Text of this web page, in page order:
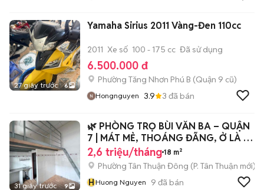
27 giây trước 6
Yamaha Sirius 2011 Vàng-Đen 110cc
2011 Xe số 100 - 175 cc Đã sử dụng
6.500.000 đ
Phường Tăng Nhơn Phú B (Quận 9 cũ)
Hongnguyen 3.9 3 đã bán
31 giây trước 9
🌿 PHÒNG TRỌ BÙI VĂN BA – QUẬN
7 | MÁT MẺ, THOÁNG ĐÃNG, Ở LÀ MÊ
🏡
2,6 triệu/tháng 18 m²
Phường Tân Thuận Đông (P. Tân Thuận mới)
HHuong Nguyen 9 đã bán